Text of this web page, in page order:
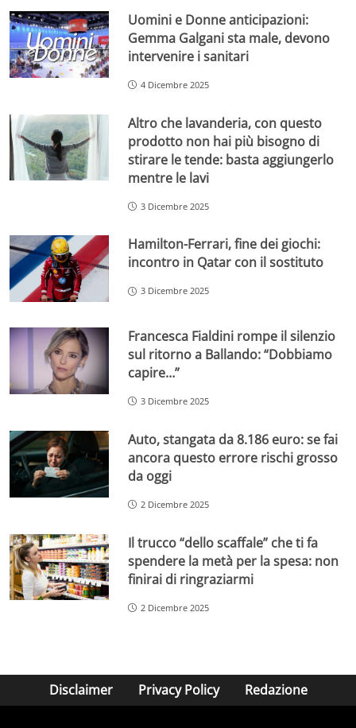
Uomini e Donne anticipazioni:
Gemma Galgani sta male, devono
intervenire i sanitari
4 Dicembre 2025
Altro che lavanderia, con questo
prodotto non hai più bisogno di
stirare le tende: basta aggiungerlo
mentre le lavi
3 Dicembre 2025
Hamilton-Ferrari, fine dei giochi:
incontro in Qatar con il sostituto
3 Dicembre 2025
Francesca Fialdini rompe il silenzio
sul ritorno a Ballando: “Dobbiamo
capire…”
3 Dicembre 2025
Auto, stangata da 8.186 euro: se fai
ancora questo errore rischi grosso
da oggi
2 Dicembre 2025
Il trucco “dello scaffale” che ti fa
spendere la metà per la spesa: non
finirai di ringraziarmi
2 Dicembre 2025
Disclaimer Privacy Policy Redazione